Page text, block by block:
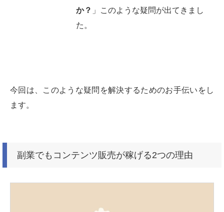
か？ 」このような疑問が出てきまし
た。
今回は、このような疑問を解決するためのお手伝いをし
ます。
副業でもコンテンツ販売が稼げる2つの理由